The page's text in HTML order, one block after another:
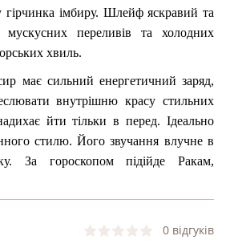
гірчинка імбиру. Шлейф яскравий та
мускусних переливів та холодних
хвиль.
має сильний енергетичний заряд,
внутрішню красу стильних
йти тільки в перед. Ідеально
стилю. Його звучання влучне в
За гороскопом підійде Ракам,
0 відгуків